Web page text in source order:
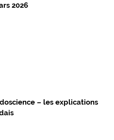
2026
– les explications